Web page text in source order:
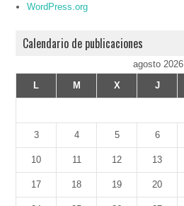
WordPress.org
Calendario de publicaciones
agosto 2026
L
M X J
3 4 5 6
10 11 12 13
17 18 19 20